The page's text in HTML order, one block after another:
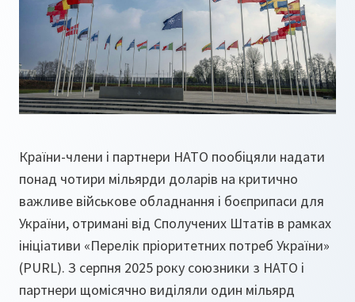
Країни-члени і партнери НАТО пообіцяли надати
понад чотири мільярди доларів на критично
важливе військове обладнання і боєприпаси для
України, отримані від Сполучених Штатів в рамках
ініціативи «Перелік пріоритетних потреб України»
(PURL). З серпня 2025 року союзники з НАТО і
партнери щомісячно виділяли один мільярд